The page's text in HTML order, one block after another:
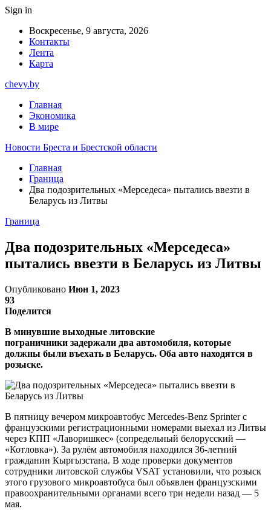
Sign in
Воскресенье, 9 августа, 2026
Контакты
Лента
Карта
chevy.by
Главная
Экономика
В мире
Новости Бреста и Брестской области
Главная
Граница
Два подозрительных «Мерседеса» пытались ввезти в
Беларусь из Литвы
Граница
Два подозрительных «Мерседеса»
пытались ввезти в Беларусь из Литвы
Опубликовано Июн 1, 2023
93
Поделится
В минувшие выходные литовские
пограничники задержали два автомобиля, которые
должны были въехать в Беларусь. Оба авто находятся в
розыске.
В пятницу вечером микроавтобус Mercedes-Benz Sprinter с
французскими регистрационными номерами выехал из Литвы
через КПП «Лаворишкес» (сопредельный белорусский —
«Котловка»). За рулём автомобиля находился 36-летний
гражданин Кыргызстана. В ходе проверки документов
сотрудники литовской службы VSAT установили, что розыск
этого грузового микроавтобуса был объявлен французскими
правоохранительными органами всего три недели назад — 5
мая.